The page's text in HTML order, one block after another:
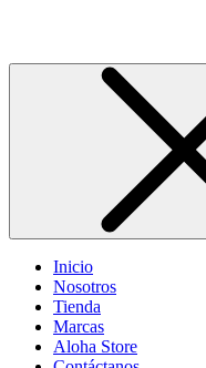
Inicio
Nosotros
Tienda
Marcas
Aloha Store